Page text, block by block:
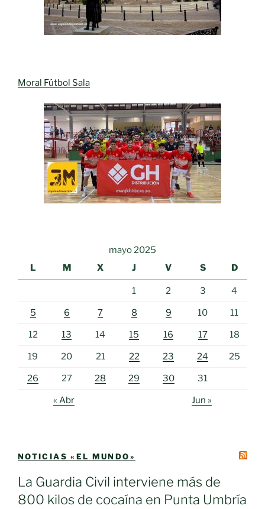
Moral Fútbol Sala
mayo 2025
L
M X J V S D
1 2 3 4
5 6 7 8 9 10 11
12 13 14 15 16 17 18
19 20 21 22 23 24 25
26 27 28 29 30 31
« Abr Jun »
NOTICIAS «EL MUNDO»
La Guardia Civil interviene más de
800 kilos de cocaína en Punta Umbría